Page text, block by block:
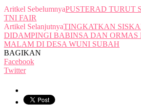
Aritkel SebelumnyaPUSTERAD TURUT
TNI FAIR
Artikel SelanjutnyaTINGKATKAN
DIDAMPINGI BABINSA DAN ORMAS
MALAM DI DESA WUNI SUBAH
BAGIKAN
Facebook
Twitter